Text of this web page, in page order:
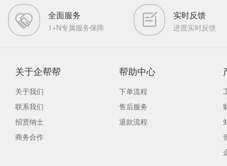
全面服务
1+N专属服务保障
实时反馈
进度实时反馈
关于企帮帮
关于我们
联系我们
招贤纳士
商务合作
帮助中心
下单流程
售后服务
退款流程